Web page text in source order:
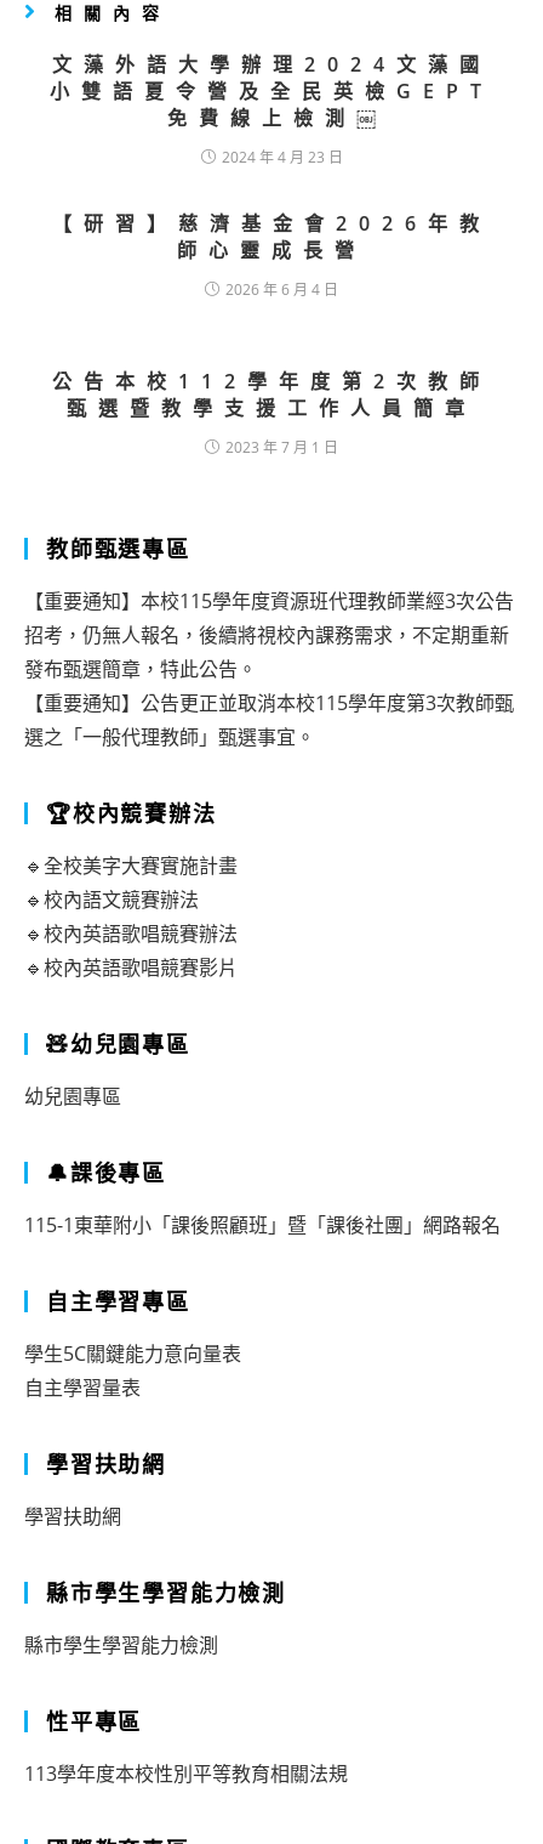
相關內容
文藻外語大學辦理2024文藻國
小雙語夏令營及全民英檢GEPT
免費線上檢測￼
2024 年 4 月 23 日
【研習】慈濟基金會2026年教
師心靈成長營
2026 年 6 月 4 日
公告本校112學年度第2次教師
甄選暨教學支援工作人員簡章
2023 年 7 月 1 日
教師甄選專區
【重要通知】本校115學年度資源班代理教師業經3次公告
招考，仍無人報名，後續將視校內課務需求，不定期重新
發布甄選簡章，特此公告。
【重要通知】公告更正並取消本校115學年度第3次教師甄
選之「一般代理教師」甄選事宜。
🏆校內競賽辦法
🔹全校美字大賽實施計畫
🔹校內語文競賽辦法
🔹校內英語歌唱競賽辦法
🔹校內英語歌唱競賽影片
🧸幼兒園專區
幼兒園專區
🔔課後專區
115-1東華附小「課後照顧班」暨「課後社團」網路報名
自主學習專區
學生5C關鍵能力意向量表
自主學習量表
學習扶助網
學習扶助網
縣市學生學習能力檢測
縣市學生學習能力檢測
性平專區
113學年度本校性別平等教育相關法規